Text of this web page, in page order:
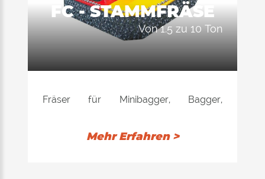
FC - STAMMFRÄSE
von 1.5 zu 10 Ton
Fräser für Minibagger, Bagger,
Teleskoplader. Ideal zur Verringerung
Mehr Erfahren >